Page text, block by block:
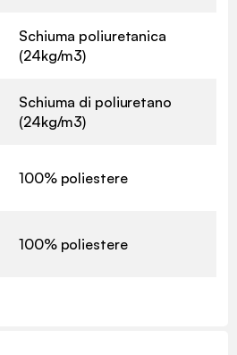
Schiuma poliuretanica
(24kg/m3)
Schiuma di poliuretano
(24kg/m3)
100% poliestere
100% poliestere